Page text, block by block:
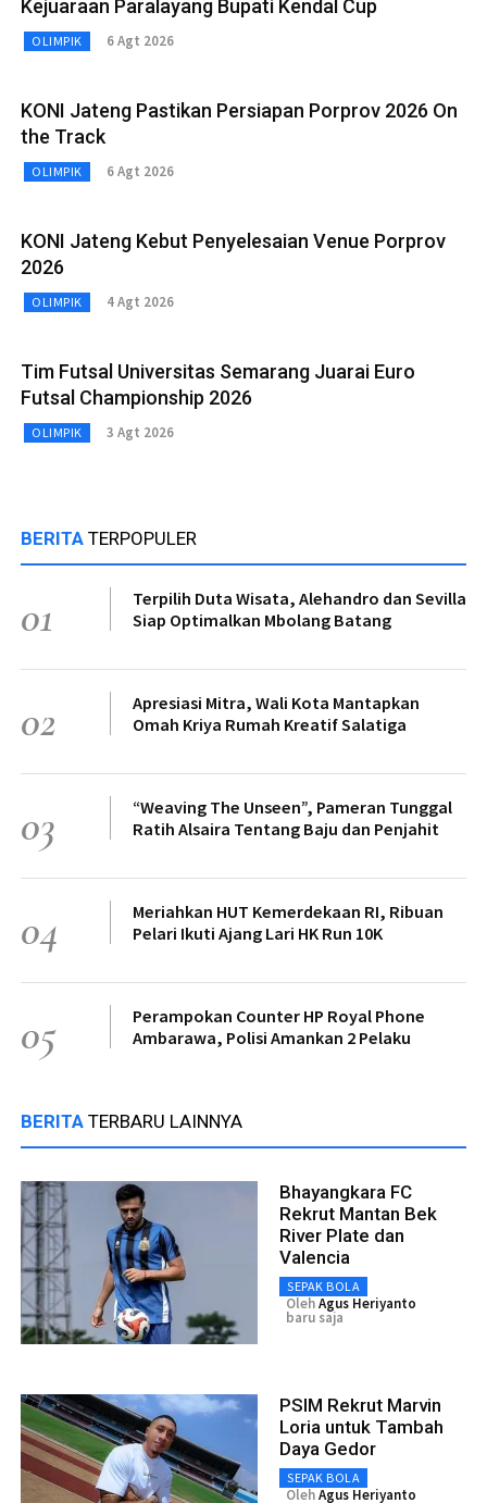
Kejuaraan Paralayang Bupati Kendal Cup
OLIMPIK 6 Agt 2026
KONI Jateng Pastikan Persiapan Porprov 2026 On
the Track
OLIMPIK 6 Agt 2026
KONI Jateng Kebut Penyelesaian Venue Porprov
2026
OLIMPIK 4 Agt 2026
Tim Futsal Universitas Semarang Juarai Euro
Futsal Championship 2026
OLIMPIK 3 Agt 2026
BERITA TERPOPULER
01
Terpilih Duta Wisata, Alehandro dan Sevilla
Siap Optimalkan Mbolang Batang
02
Apresiasi Mitra, Wali Kota Mantapkan
Omah Kriya Rumah Kreatif Salatiga
03
“Weaving The Unseen”, Pameran Tunggal
Ratih Alsaira Tentang Baju dan Penjahit
04
Meriahkan HUT Kemerdekaan RI, Ribuan
Pelari Ikuti Ajang Lari HK Run 10K
05
Perampokan Counter HP Royal Phone
Ambarawa, Polisi Amankan 2 Pelaku
BERITA TERBARU LAINNYA
Bhayangkara FC
Rekrut Mantan Bek
River Plate dan
Valencia
SEPAK BOLA
OlehAgus Heriyanto
baru saja
PSIM Rekrut Marvin
Loria untuk Tambah
Daya Gedor
SEPAK BOLA
OlehAgus Heriyanto